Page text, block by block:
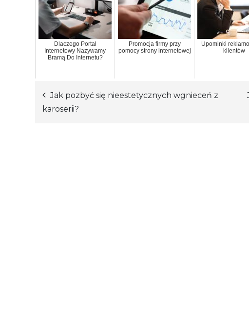
Dlaczego Portal
Internetowy Nazywamy
Bramą Do Internetu?
Promocja firmy przy
pomocy strony internetowej
Upominki
klientów
Nawigacja
Jak pozbyć się nieestetycznych wgnieceń z
karoserii?